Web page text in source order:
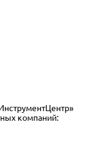
компаний: